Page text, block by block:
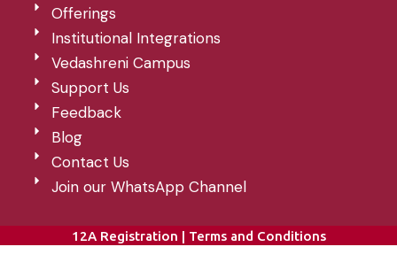
Offerings
Institutional Integrations
Vedashreni Campus
Support Us
Feedback
Blog
Contact Us
Join our WhatsApp Channel
12A Registration | Terms and Conditions